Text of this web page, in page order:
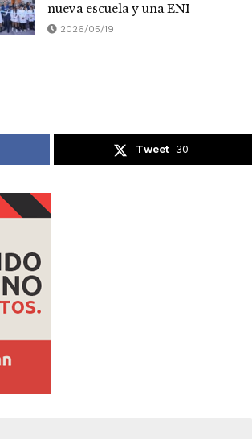
nueva escuela y una ENI
2026/05/19
Tweet 30